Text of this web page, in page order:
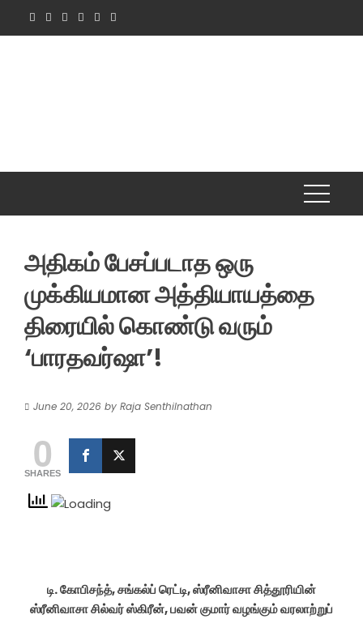
அதிகம் பேசப்படாத ஒரு
முக்கியமான அத்தியாயத்தை
திரையில் கொண்டு வரும்
‘பாரதவர்ஷா’!
June 20, 2026 by Raja Senthilnathan
0
SHARES
டி. கோபிசந்த், சங்கல்ப் ரெட்டி, ஸ்ரீனிவாசா சித்தூரியின்
ஸ்ரீனிவாசா சில்வர் ஸ்கிரீன், பவன் குமார் வழங்கும் வரலாற்றுப்